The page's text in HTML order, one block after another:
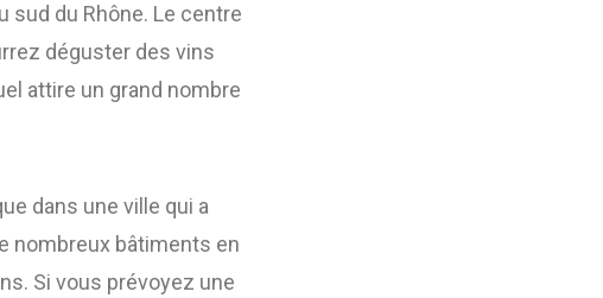
sud du Rhône. Le centre
déguster des vins
attire un grand nombre
dans une ville qui a
nombreux bâtiments en
Si vous prévoyez une